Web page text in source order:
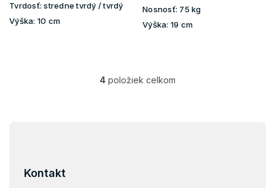
Tvrdosť: stredne tvrdý / tvrdý
Výška: 10 cm
Nosnosť: 75 kg
Výška: 19 cm
O
4 položiek celkom
Kontakt